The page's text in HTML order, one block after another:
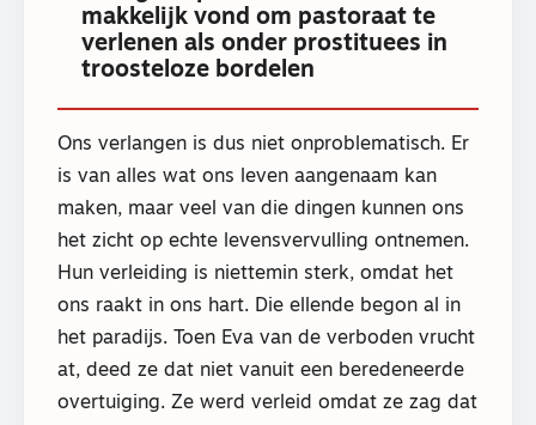
makkelijk vond om pastoraat te
verlenen als onder prostituees in
troosteloze bordelen
Ons verlangen is dus niet onproblematisch. Er
is van alles wat ons leven aangenaam kan
maken, maar veel van die dingen kunnen ons
het zicht op echte levensvervulling ontnemen.
Hun verleiding is niettemin sterk, omdat het
ons raakt in ons hart. Die ellende begon al in
het paradijs. Toen Eva van de verboden vrucht
at, deed ze dat niet vanuit een beredeneerde
overtuiging. Ze werd verleid omdat ze zag dat